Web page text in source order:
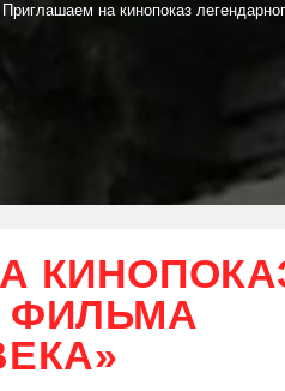
Приглашаем на кинопоказ
ФИЛЬМА